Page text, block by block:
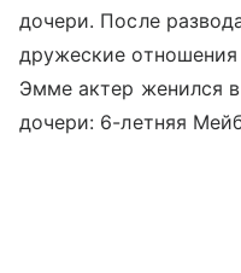
дочери. После
дружеские
Эмме актер женился
дочери: 6-летняя